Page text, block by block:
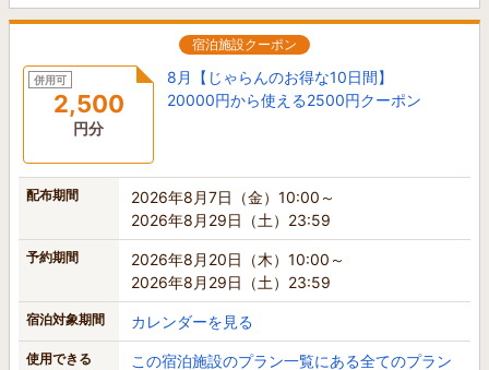
宿泊施設クーポン
併用可
2,500
円分
8月【じゃらんのお得な10日間】
20000円から使える2500円クーポン
配布期間
2026年8月7日（金）10:00～
2026年8月29日（土）23:59
予約期間
2026年8月20日（木）10:00～
2026年8月29日（土）23:59
宿泊対象期間 カレンダーを見る
使用できる
この宿泊施設のプラン一覧にある全てのプラン